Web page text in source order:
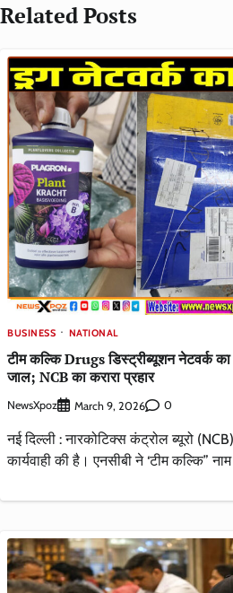
Related Posts
BUSINESS NATIONAL
टीम कल्कि Drugs डिस्ट्रीब्यूशन नेटवर्क
जाल; NCB का करारा प्रहार
NewsXpoz March 9, 2026 0
नई दिल्ली : नारकोटिक्स कंट्रोल ब्यूरो
कार्यवाही की है। एनसीबी ने ‘टीम कल्कि”